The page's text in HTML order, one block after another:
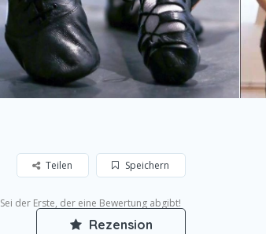
Speichern
Teilen
Sei der Erste, der eine Bewertung abgibt!
Rezension